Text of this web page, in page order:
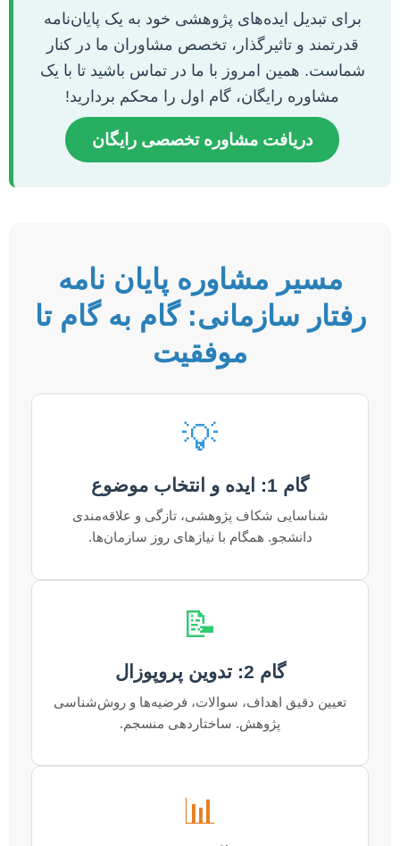
برای تبدیل ایده‌های پژوهشی خود به یک پایان‌نامه
قدرتمند و تاثیرگذار، تخصص مشاوران ما در کنار
شماست. همین امروز با ما در تماس باشید تا با یک
مشاوره رایگان، گام اول را محکم بردارید!
دریافت مشاوره تخصصی رایگان
مسیر مشاوره پایان نامه
رفتار سازمانی: گام به گام تا
موفقیت
💡
گام 1: ایده و انتخاب موضوع
شناسایی شکاف پژوهشی، تازگی و علاقه‌مندی
دانشجو. همگام با نیازهای روز سازمان‌ها.
📝
گام 2: تدوین پروپوزال
تعیین دقیق اهداف، سوالات، فرضیه‌ها و روش‌شناسی
پژوهش. ساختاردهی منسجم.
📊